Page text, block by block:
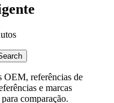
OEM, referências de
e marcas
comparação.